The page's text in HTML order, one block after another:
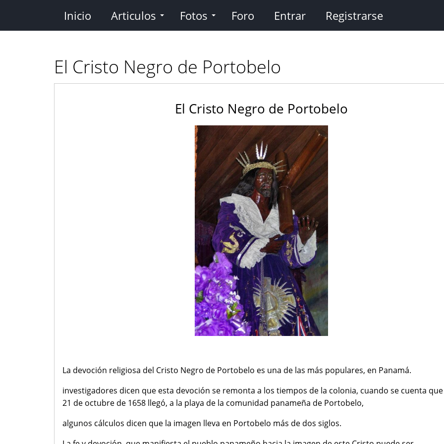
contenido
Inicio Articulos Fotos Foro Entrar Registrarse
El Cristo Negro de Portobelo
El Cristo Negro de Portobelo
La devoción religiosa del Cristo Negro de Portobelo es una de las más populares, en Panamá.
investigadores dicen que esta devoción se remonta a los tiempos de la colonia, cuando se cuenta
21 de octubre de 1658 llegó, a la playa de la comunidad panameña de Portobelo,
algunos cálculos dicen que la imagen lleva en Portobelo más de dos siglos.